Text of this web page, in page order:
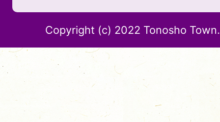
Copyright (c) 2022 Tonosho